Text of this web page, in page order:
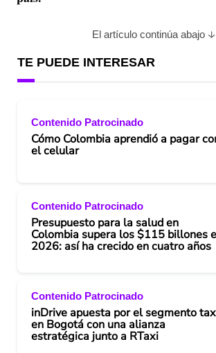
El artículo continúa abajo
TE PUEDE INTERESAR
Contenido Patrocinado
Cómo Colombia aprendió a pagar
el celular
Contenido Patrocinado
Presupuesto para la salud en
Colombia supera los $115 billones
2026: así ha crecido en cuatro años
Contenido Patrocinado
inDrive apuesta por el segmento
en Bogotá con una alianza
estratégica junto a RTaxi